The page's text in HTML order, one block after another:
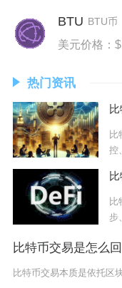
BTU BTU币
美元价格：
热门资讯
比
控
比
步
比特币交易是怎么